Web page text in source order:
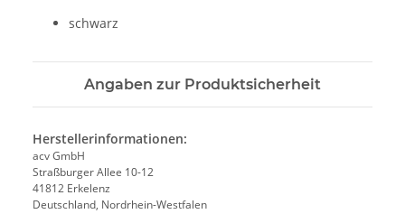
schwarz
Angaben zur Produktsicherheit
Herstellerinformationen:
acv GmbH
Straßburger Allee 10-12
41812 Erkelenz
Deutschland, Nordrhein-Westfalen